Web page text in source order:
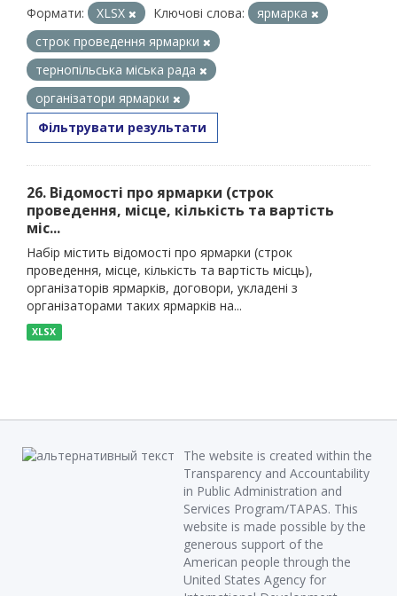
Формати:
XLSX Ключові слова:
ярмарка
строк проведення ярмарки
тернопільська міська рада
організатори ярмарки
Фільтрувати результати
26. Відомості про ярмарки (строк
проведення, місце, кількість та вартість
міс...
Набір містить відомості про ярмарки (строк
проведення, місце, кількість та вартість місць),
організаторів ярмарків, договори, укладені з
організаторами таких ярмарків на...
XLSX
The website is created within the
Transparency and Accountability
in Public Administration and
Services Program/TAPAS. This
website is made possible by the
generous support of the
American people through the
United States Agency for